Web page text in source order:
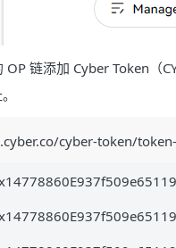
链添加 Cyber Token（
cyber-token/